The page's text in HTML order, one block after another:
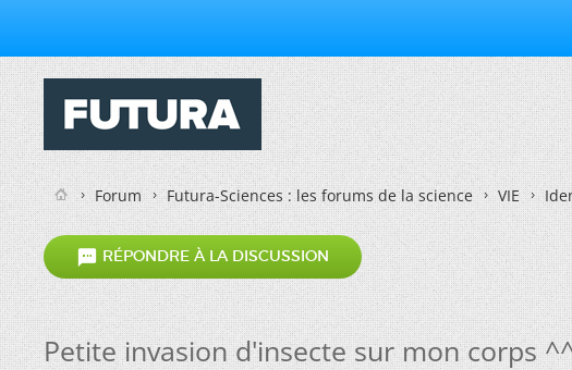
Forum Futura-Sciences : les forums de la science VIE
 RÉPONDRE À LA DISCUSSION
Petite invasion d'insecte sur mon corps